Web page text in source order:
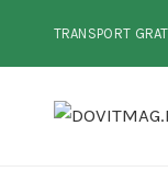
TRANSPORT